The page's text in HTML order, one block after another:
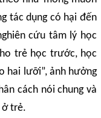
tác dụng có hại đến
cứu tâm lý học
trẻ học trước, học
hai lưỡi”, ảnh hưởng
cách nói chung và
ở trẻ.